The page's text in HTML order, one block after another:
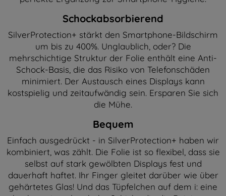
Schockabsorbierend
SilverProtection+ stärkt den Smartphone-Bildschirm
um bis zu 400%. Unglaublich, oder? Die
mehrschichtige Struktur der Folie enthält eine Anti-
Schock-Basis, die das Risiko von Telefonschäden
minimiert. Der Austausch eines Displays kann
kostspielig und zeitaufwändig sein. Ersparen Sie sich
die Mühe.
Bequem
Einfach ausgedrückt - in SilverProtection+ haben wir
kombiniert, was zählt. Die Folie ist so flexibel, dass sie
selbst auf stark gewölbten Displays fest und
dauerhaft haftet. Ihr Finger gleitet darüber wie über
gehärtetes Glas! Und das Tüpfelchen auf dem i: eine